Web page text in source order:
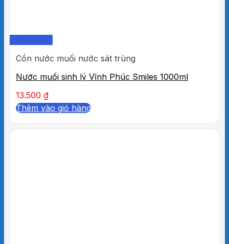
Cồn nước muối nước sát trùng
Nước muối sinh lý Vĩnh Phúc Smiles 1000ml
13.500 ₫
Thêm vào giỏ hàng